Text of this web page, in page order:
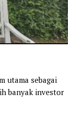
utama sebagai
banyak investor